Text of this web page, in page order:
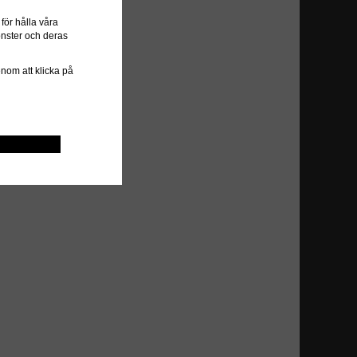
hålla våra
och deras
att klicka på